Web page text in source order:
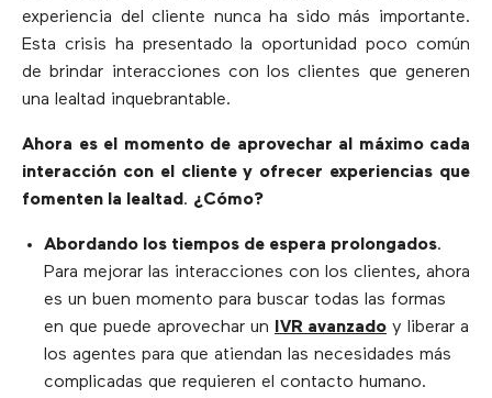
experiencia del cliente nunca ha sido más importante.
Esta crisis ha presentado la oportunidad poco común
de brindar interacciones con los clientes que generen
una lealtad inquebrantable.
Ahora es el momento de aprovechar al máximo cada
interacción con el cliente y ofrecer experiencias que
fomenten la lealtad . ¿Cómo?
Abordando los tiempos de espera prolongados.
Para mejorar las interacciones con los clientes, ahora
es un buen momento para buscar todas las formas
en que puede aprovechar un
IVR avanzado y liberar a
los agentes para que atiendan las necesidades más
complicadas que requieren el contacto humano.